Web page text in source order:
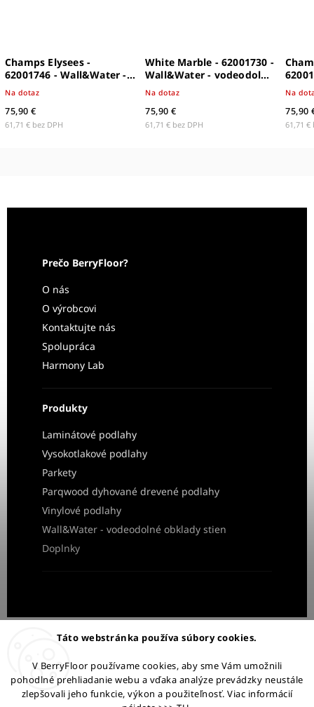
Táto webstránka používa súbory cookies.
V BerryFloor používame cookies, aby sme Vám umožnili
pohodlné prehliadanie webu a vďaka analýze prevádzky neustále
zlepšovali jeho funkcie, výkon a použiteľnosť. Viac informácií
Champs Elysees -
62001746 - Wall&Water -
vodeodolné obklady stien
Na dotaz
61,71 € bez DPH
75,90 €
White Marble - 62001730 -
Wall&Water - vodeodolné
obklady stien
Na dotaz
61,71 € bez DPH
75,90 €
Na
61,71 €
75,90
Prečo BerryFloor?
O nás
O výrobcovi
Kontaktujte nás
Spolupráca
Harmony Lab
Produkty
Laminátové podlahy
Vysokotlakové podlahy
Parkety
Parqwood dyhované drevené podlahy
Vinylové podlahy
Wall&Water - vodeodolné obklady stien
Doplnky
Obchodné podmienkyOchrana osobných údajov
Ostaňme v kontakte: